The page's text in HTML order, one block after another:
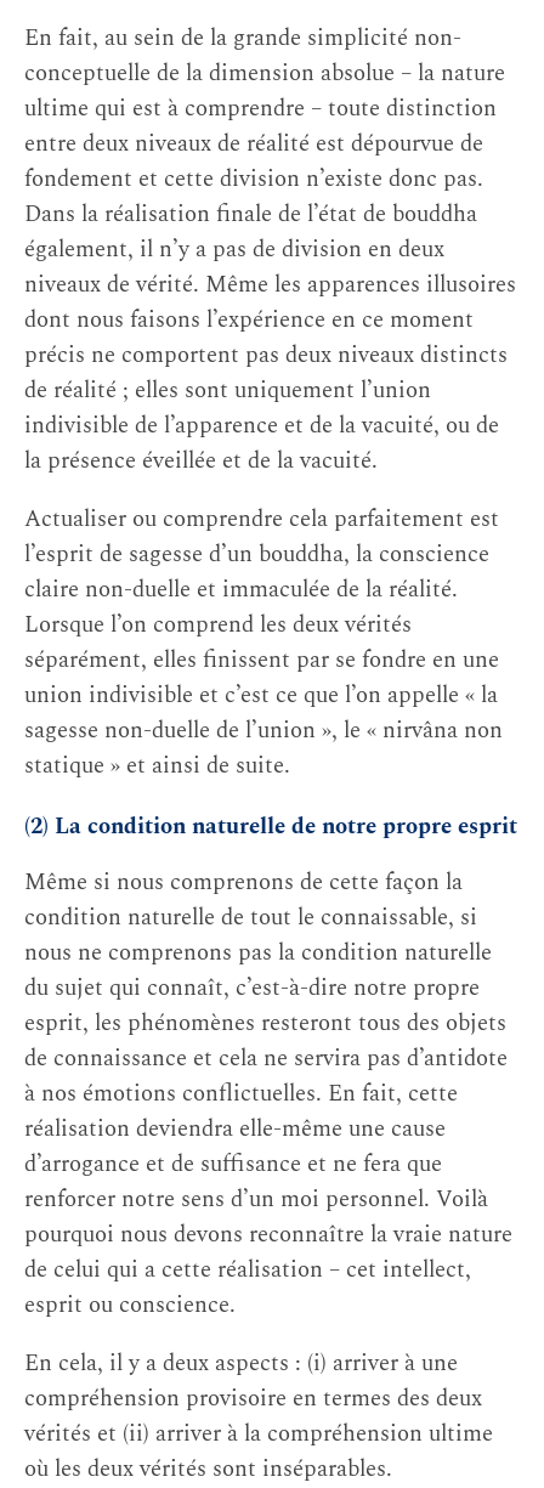
En fait, au sein de la grande simplicité non-
conceptuelle de la dimension absolue – la nature
ultime qui est à comprendre – toute distinction
entre deux niveaux de réalité est dépourvue de
fondement et cette division n’existe donc pas.
Dans la réalisation finale de l’état de bouddha
également, il n’y a pas de division en deux
niveaux de vérité. Même les apparences illusoires
dont nous faisons l’expérience en ce moment
précis ne comportent pas deux niveaux distincts
de réalité ; elles sont uniquement l’union
indivisible de l’apparence et de la vacuité, ou de
la présence éveillée et de la vacuité.
Actualiser ou comprendre cela parfaitement est
l’esprit de sagesse d’un bouddha, la conscience
claire non-duelle et immaculée de la réalité.
Lorsque l’on comprend les deux vérités
séparément, elles finissent par se fondre en une
union indivisible et c’est ce que l’on appelle « la
sagesse non-duelle de l’union », le « nirvâna non
statique » et ainsi de suite.
(2) La condition naturelle de notre propre esprit
Même si nous comprenons de cette façon la
condition naturelle de tout le connaissable, si
nous ne comprenons pas la condition naturelle
du sujet qui connaît, c’est-à-dire notre propre
esprit, les phénomènes resteront tous des objets
de connaissance et cela ne servira pas d’antidote
à nos émotions conflictuelles. En fait, cette
réalisation deviendra elle-même une cause
d’arrogance et de suffisance et ne fera que
renforcer notre sens d’un moi personnel. Voilà
pourquoi nous devons reconnaître la vraie nature
de celui qui a cette réalisation – cet intellect,
esprit ou conscience.
En cela, il y a deux aspects : (i) arriver à une
compréhension provisoire en termes des deux
vérités et (ii) arriver à la compréhension ultime
où les deux vérités sont inséparables.